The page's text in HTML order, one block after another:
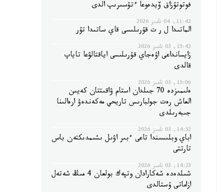
فوتوتۇزاق ۆيدەوعا ءتۇسىرىپ الدى
11:42, 04 تامىز 2026
الماتىدا ل ر ت قۇرىلىسى قاي ساتىدا تۇر
15:42, 03 تامىز 2026
زايسانداعى اۋەجاي قۇرىلىسى اياقتالۋعا تاياپ
قالدى
15:06, 03 تامىز 2026
ەلىمىزدە 70 جىلدان استام ۋاقىتتان كەيىن
العاش رەت جولبارىس تاريحي مەكەندەۋ ارەالىنا
جىبەرىلدى
14:52, 03 تامىز 2026
اباي وبلىسىندا تاعى ءبىر اۋىل ىشىمدىكتەن باس
تارتتى
14:23, 03 تامىز 2026
شىلدەدە شەكارادان وتپەك بولعان 4 مىڭ شەتەل
ازاماتى ۇستالدى